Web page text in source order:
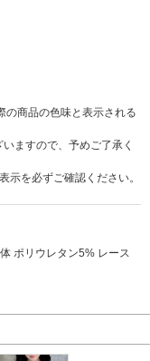
の商品の色味と表示される
ますので、予めご了承く
示を必ずご確認ください。
ポリウレタン5% レース